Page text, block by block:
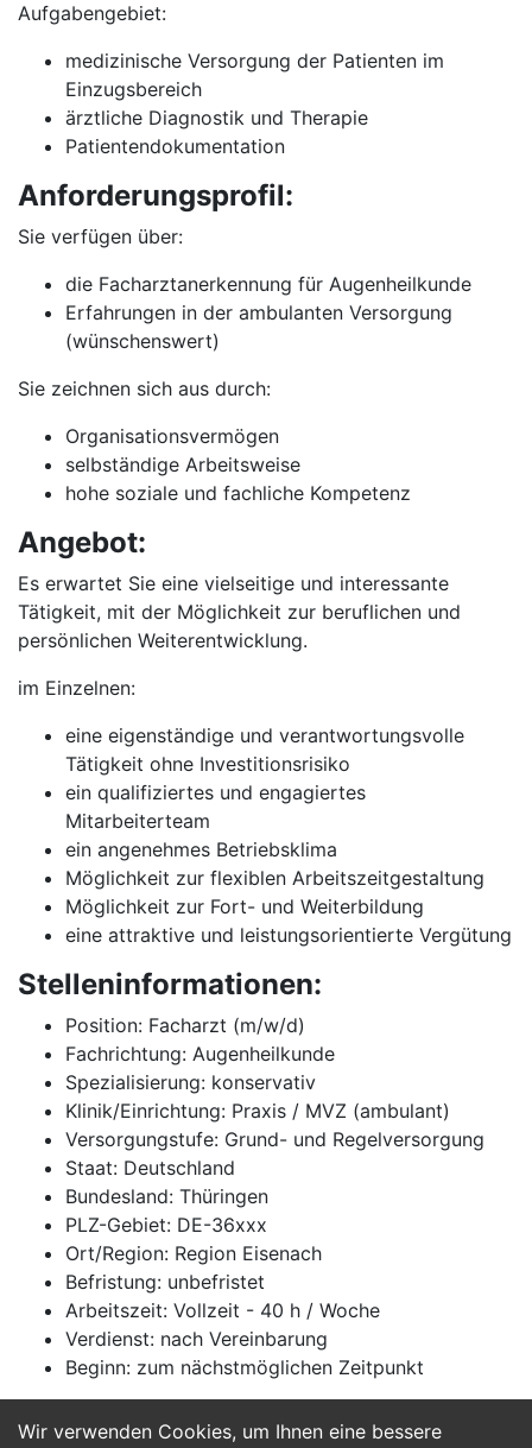
Wir verwenden Cookies, um Ihnen eine bessere
Aufgabengebiet:
medizinische Versorgung der Patienten im
Einzugsbereich
ärztliche Diagnostik und Therapie
Patientendokumentation
Anforderungsprofil:
Sie verfügen über:
die Facharztanerkennung für Augenheilkunde
Erfahrungen in der ambulanten Versorgung
(wünschenswert)
Sie zeichnen sich aus durch:
Organisationsvermögen
selbständige Arbeitsweise
hohe soziale und fachliche Kompetenz
Angebot:
Es erwartet Sie eine vielseitige und interessante
Tätigkeit, mit der Möglichkeit zur beruflichen und
persönlichen Weiterentwicklung.
im Einzelnen:
eine eigenständige und verantwortungsvolle
Tätigkeit ohne Investitionsrisiko
ein qualifiziertes und engagiertes
Mitarbeiterteam
ein angenehmes Betriebsklima
Möglichkeit zur flexiblen Arbeitszeitgestaltung
Möglichkeit zur Fort- und Weiterbildung
eine attraktive und leistungsorientierte Vergütung
Stelleninformationen:
Position: Facharzt (m/w/d)
Fachrichtung: Augenheilkunde
Spezialisierung: konservativ
Klinik/Einrichtung: Praxis / MVZ (ambulant)
Versorgungstufe: Grund- und Regelversorgung
Staat: Deutschland
Bundesland: Thüringen
PLZ-Gebiet: DE-36xxx
Ort/Region: Region Eisenach
Befristung: unbefristet
Arbeitszeit: Vollzeit - 40 h / Woche
Verdienst: nach Vereinbarung
Beginn: zum nächstmöglichen Zeitpunkt